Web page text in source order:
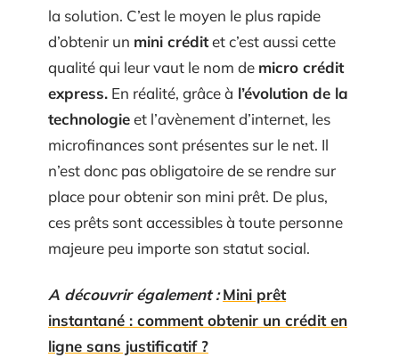
la solution. C’est le moyen le plus rapide
d’obtenir un mini créditet c’est aussi cette
qualité qui leur vaut le nom de micro crédit
express. En réalité, grâce à l’évolution de la
technologieet l’avènement d’internet, les
microfinances sont présentes sur le net. Il
n’est donc pas obligatoire de se rendre sur
place pour obtenir son mini prêt. De plus,
ces prêts sont accessibles à toute personne
majeure peu importe son statut social.
A découvrir également : Mini prêt
instantané : comment obtenir un crédit en
ligne sans justificatif ?